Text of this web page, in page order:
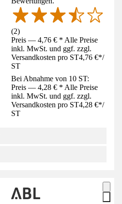
(2)
Preis — 4,76 € * Alle Preise
inkl. MwSt. und ggf. zzgl.
Versandkosten pro ST4,76 €*/
ST
Bei Abnahme von 10 ST:
Preis — 4,28 € * Alle Preise
inkl. MwSt. und ggf. zzgl.
Versandkosten pro ST4,28 €*/
ST